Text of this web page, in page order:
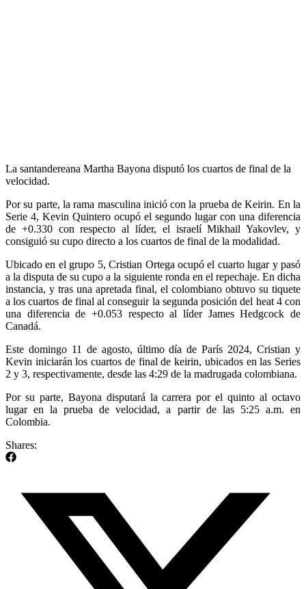
La santandereana Martha Bayona disputó los cuartos de final de la
velocidad.
Por su parte, la rama masculina inició con la prueba de Keirin. En la
Serie 4, Kevin Quintero ocupó el segundo lugar con una diferencia
de +0.330 con respecto al líder, el israelí Mikhail Yakovlev, y
consiguió su cupo directo a los cuartos de final de la modalidad.
Ubicado en el grupo 5, Cristian Ortega ocupó el cuarto lugar y pasó
a la disputa de su cupo a la siguiente ronda en el repechaje. En dicha
instancia, y tras una apretada final, el colombiano obtuvo su tiquete
a los cuartos de final al conseguir la segunda posición del heat 4 con
una diferencia de +0.053 respecto al líder James Hedgcock de
Canadá.
Este domingo 11 de agosto, último día de París 2024, Cristian y
Kevin iniciarán los cuartos de final de keirin, ubicados en las Series
2 y 3, respectivamente, desde las 4:29 de la madrugada colombiana.
Por su parte, Bayona disputará la carrera por el quinto al octavo
lugar en la prueba de velocidad, a partir de las 5:25 a.m. en
Colombia.
Shares: